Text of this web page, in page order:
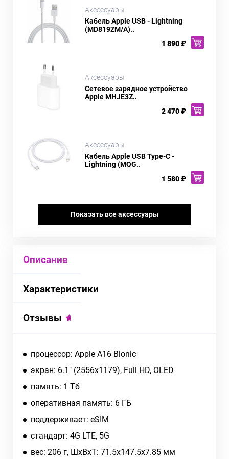
Аксессуары
Кабель Apple USB - Lightning
(MD819ZM/A)..
1 890 ₽
Аксессуары
Сетевое зарядное устройство
Apple MHJE3Z..
2 470 ₽
Аксессуары
Кабель Apple USB Type-C -
Lightning (MQG..
1 580 ₽
Показать все аксессуары
Описание
Характеристики
Отзывы
процессор: Apple A16 Bionic
экран: 6.1" (2556x1179), Full HD, OLED
память: 1 Тб
оперативная память: 6 ГБ
поддерживает: eSIM
cтандарт: 4G LTE, 5G
вес: 206 г, ШxВxТ: 71.5x147.5x7.85 мм